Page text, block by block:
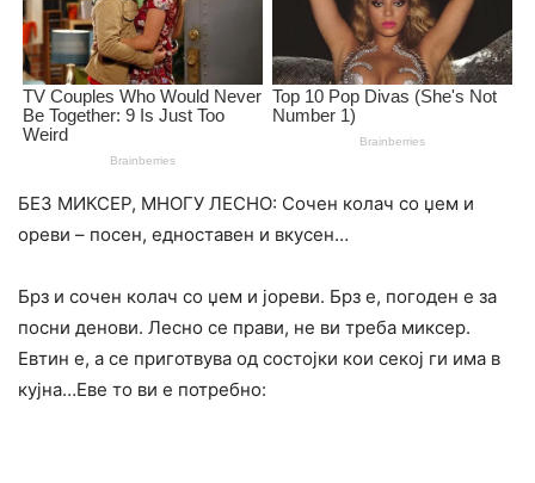
БЕЗ МИКСЕР, МНОГУ ЛЕСНО: Сочен колач со џем и
ореви – посен, едноставен и вкусен…
Брз и сочен колач со џем и јореви. Брз е, погоден е за
посни денови. Лесно се прави, не ви треба миксер.
Евтин е, а се приготвува од состојки кои секој ги има в
кујна…Еве то ви е потребно: